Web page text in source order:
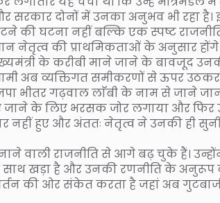
दोनों में उनका अनुभव भी रहा है।
की घटना नहीं बल्कि एक स्पष्ट
नेतृत्व की प्राथमिकताओं के अनुसार
के करीबी माने जाने के बावजूद
धामी अब व्यक्तिगत समीकरणों से ऊपर
भीतर गढ़वाल लाॅबी के नाम से जाने
जाने के लिए भरसक जोर लगाया और फिर
नहीं हुए और अंततः नेतृत्व ने उनकी ही
वाली राजनीति से आगे बढ़ चुके हैं।
खड़ा है और उनकी रणनीति के अनुरूप
की ओर संकेत करता है जहां अब